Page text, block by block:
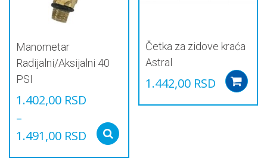
Manometar
Radijalni/Aksijalni 40
PSI
1.402,00 RSD
–
1.491,00 RSD
Četka za zidove kraća
Astral
1.442,00 RSD